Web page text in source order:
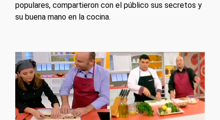
populares, compartieron con el público sus secretos y
su buena mano en la cocina.
Play Video